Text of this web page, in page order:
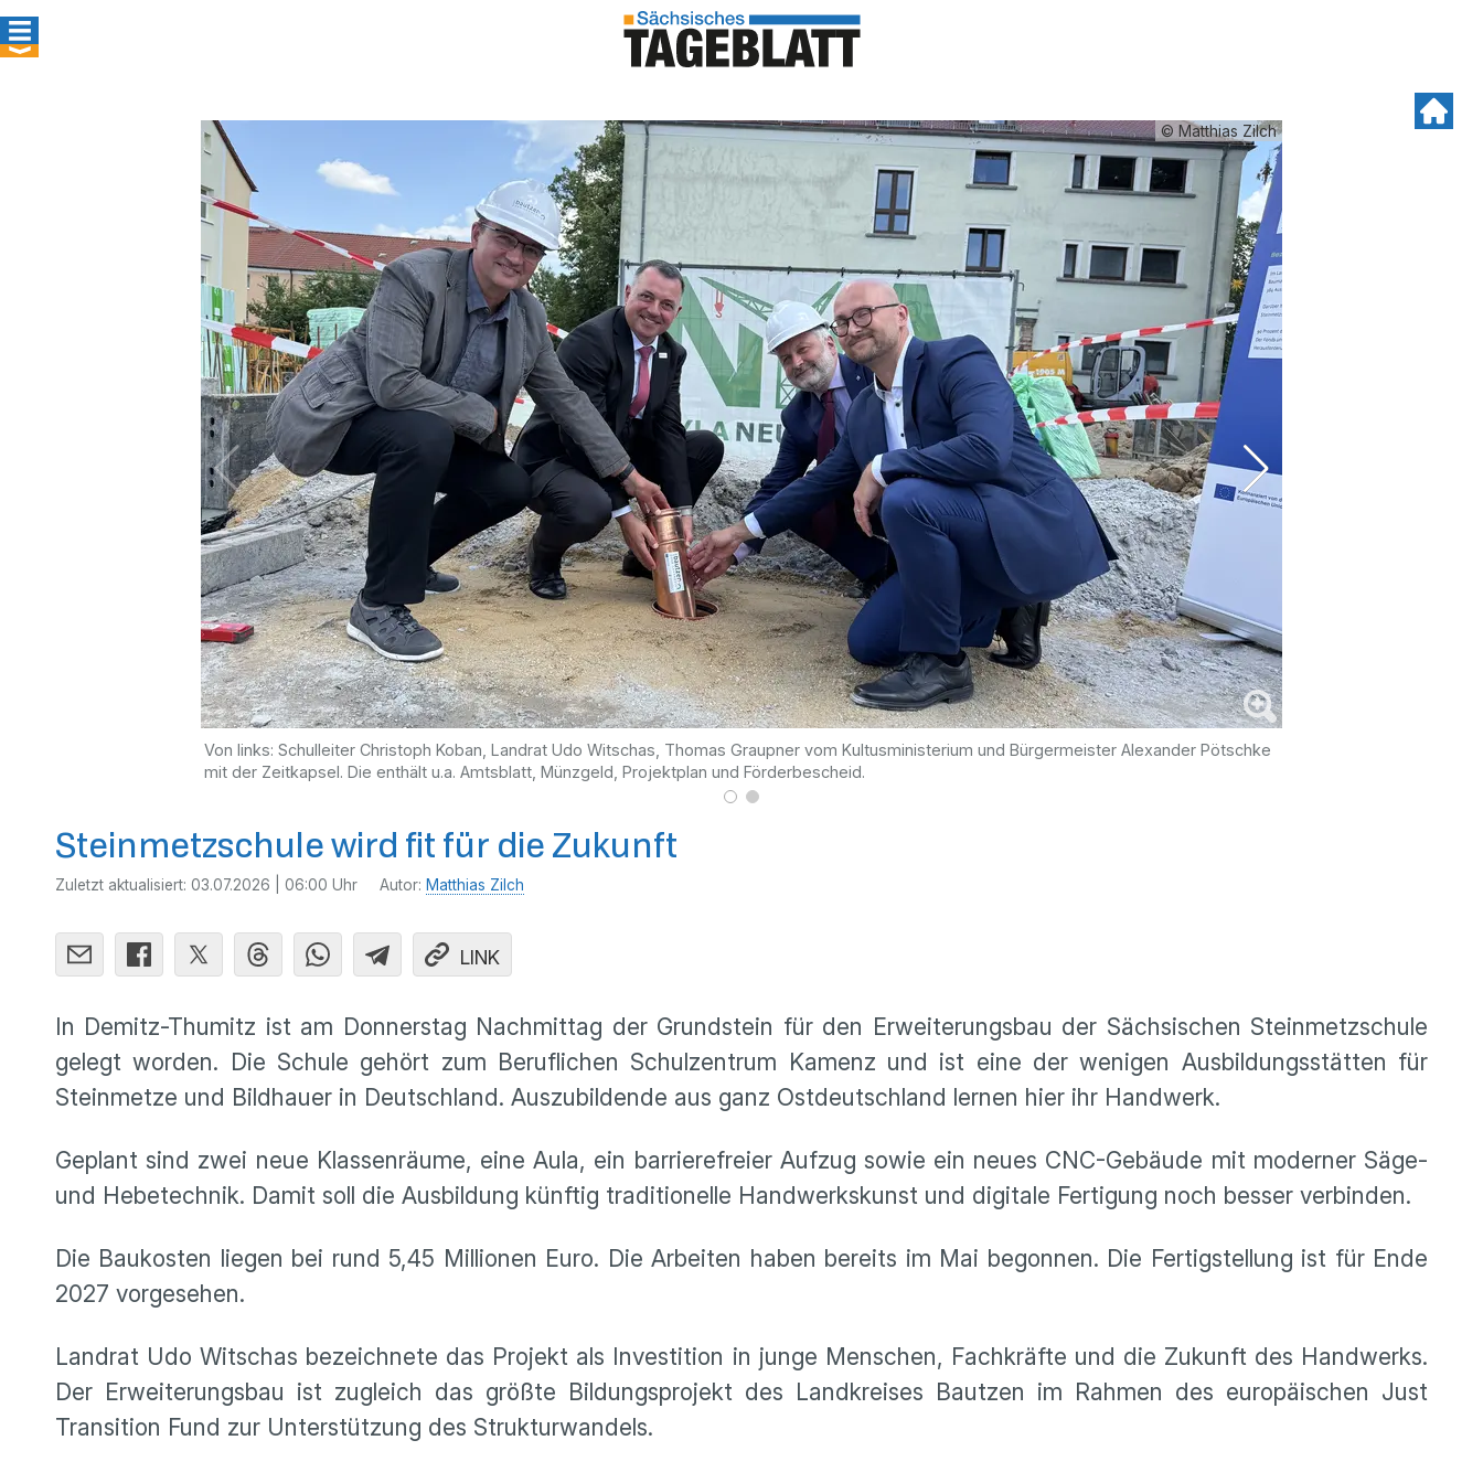
© Matthias Zilch
Von links: Schulleiter Christoph Koban, Landrat Udo Witschas, Thomas Graupner vom Kultusministerium und Bürgermeister Alexander Pötschke
mit der Zeitkapsel. Die enthält u.a. Amtsblatt, Münzgeld, Projektplan und Förderbescheid.
Steinmetzschule wird fit für die Zukunft
Zuletzt aktualisiert: 03.07.2026 | 06:00 Uhr Autor: Matthias Zilch
LINK
In Demitz-Thumitz ist am Donnerstag Nachmittag der Grundstein für den Erweiterungsbau der Sächsischen Steinmetzschule
gelegt worden. Die Schule gehört zum Beruflichen Schulzentrum Kamenz und ist eine der wenigen Ausbildungsstätten für
Steinmetze und Bildhauer in Deutschland. Auszubildende aus ganz Ostdeutschland lernen hier ihr Handwerk.
Geplant sind zwei neue Klassenräume, eine Aula, ein barrierefreier Aufzug sowie ein neues CNC-Gebäude mit moderner Säge-
und Hebetechnik. Damit soll die Ausbildung künftig traditionelle Handwerkskunst und digitale Fertigung noch besser verbinden.
Die Baukosten liegen bei rund 5,45 Millionen Euro. Die Arbeiten haben bereits im Mai begonnen. Die Fertigstellung ist für Ende
2027 vorgesehen.
Landrat Udo Witschas bezeichnete das Projekt als Investition in junge Menschen, Fachkräfte und die Zukunft des Handwerks.
Der Erweiterungsbau ist zugleich das größte Bildungsprojekt des Landkreises Bautzen im Rahmen des europäischen Just
Transition Fund zur Unterstützung des Strukturwandels.